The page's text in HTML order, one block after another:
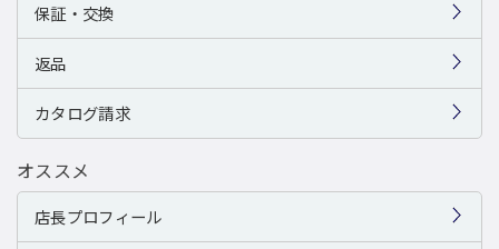
保証・交換
返品
カタログ請求
オススメ
店長プロフィール